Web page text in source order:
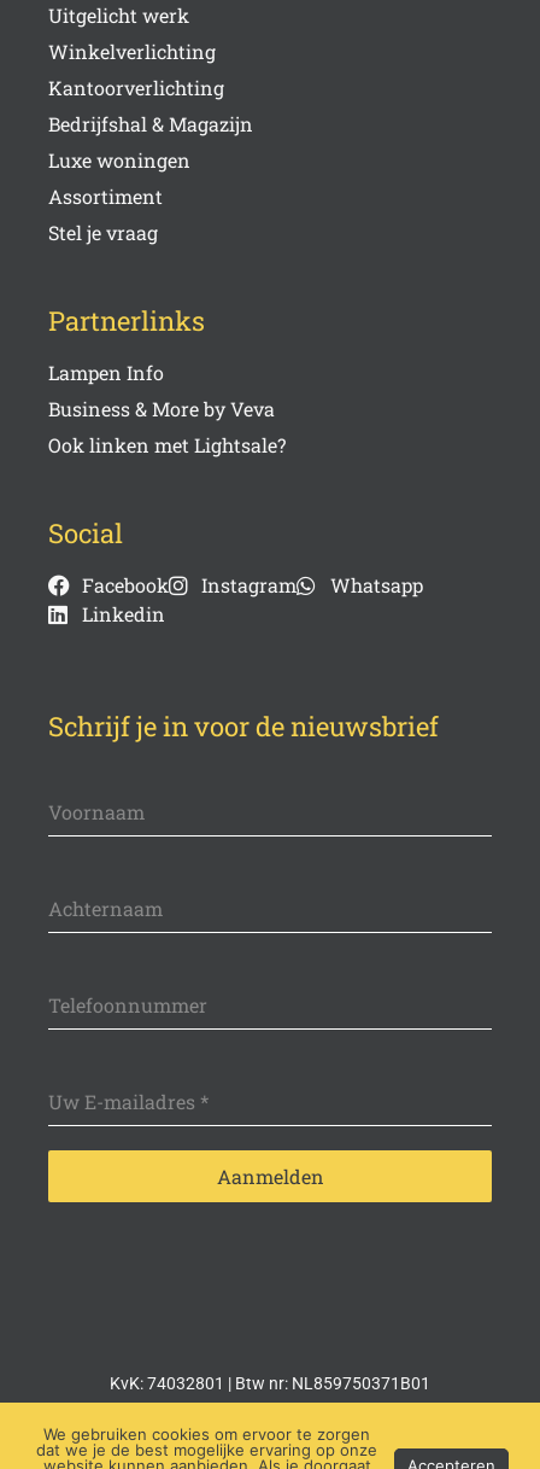
Uitgelicht werk
Winkelverlichting
Kantoorverlichting
Bedrijfshal & Magazijn
Luxe woningen
Assortiment
Stel je vraag
Partnerlinks
Lampen Info
Business & More by Veva
Ook linken met Lightsale?
Social
Facebook Instagram
Whatsapp
Linkedin
Schrijf je in voor de nieuwsbrief
Voornaam
Achternaam
Telefoonnummer
Uw E-mailadres *
Aanmelden
KvK: 74032801 | Btw nr: NL859750371B01
Copyright © Lightsale 2026
We gebruiken cookies om ervoor te zorgen
dat we je de best mogelijke ervaring op onze